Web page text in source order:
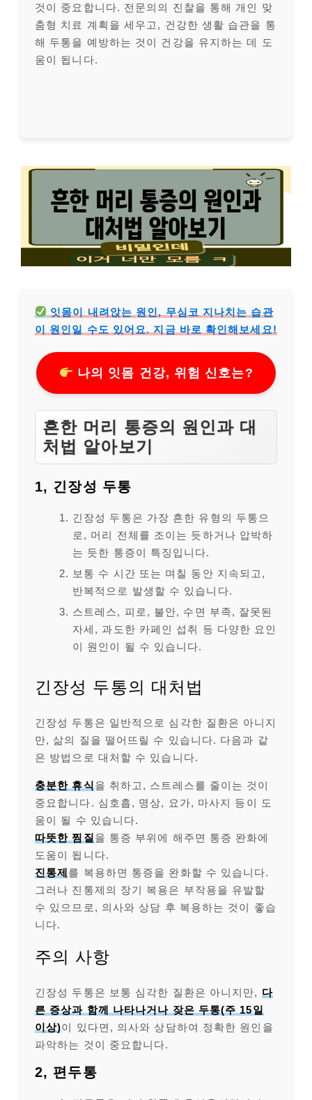
것이 중요합니다. 전문의의 진찰을 통해 개인 맞
춤형 치료 계획을 세우고, 건강한 생활 습관을 통
해 두통을 예방하는 것이 건강을 유지하는 데 도
움이 됩니다.
잇몸이 내려앉는 원인, 무심코 지나치는 습관
이 원인일 수도 있어요. 지금 바로 확인해보세요!
나의 잇몸 건강, 위험 신호는?
흔한 머리 통증의 원인과 대
처법 알아보기
1, 긴장성 두통
긴장성 두통은 가장 흔한 유형의 두통으
로, 머리 전체를 조이는 듯하거나 압박하
는 듯한 통증이 특징입니다.
보통 수 시간 또는 며칠 동안 지속되고,
반복적으로 발생할 수 있습니다.
스트레스, 피로, 불안, 수면 부족, 잘못된
자세, 과도한 카페인 섭취 등 다양한 요인
이 원인이 될 수 있습니다.
긴장성 두통의 대처법
긴장성 두통은 일반적으로 심각한 질환은 아니지
만, 삶의 질을 떨어뜨릴 수 있습니다. 다음과 같
은 방법으로 대처할 수 있습니다.
충분한 휴식 을 취하고, 스트레스를 줄이는 것이
중요합니다. 심호흡, 명상, 요가, 마사지 등이 도
움이 될 수 있습니다.
따뜻한 찜질 을 통증 부위에 해주면 통증 완화에
도움이 됩니다.
진통제 를 복용하면 통증을 완화할 수 있습니다.
그러나 진통제의 장기 복용은 부작용을 유발할
수 있으므로, 의사와 상담 후 복용하는 것이 좋습
니다.
주의 사항
긴장성 두통은 보통 심각한 질환은 아니지만, 다
른 증상과 함께 나타나거나 잦은 두통(주 15일
이상)이 있다면, 의사와 상담하여 정확한 원인을
파악하는 것이 중요합니다.
2, 편두통